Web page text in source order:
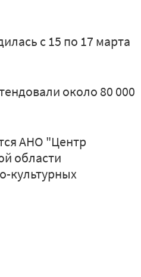
с 15 по 17 марта
около 80 000
АНО "Центр
области
культурных